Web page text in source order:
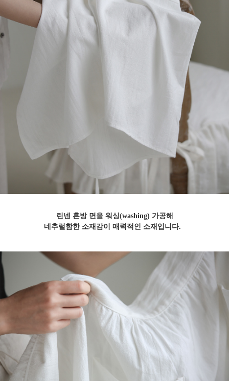
린넨 혼방 면을 워싱(washing) 가공해
네추럴함한 소재감이 매력적인 소재입니다.